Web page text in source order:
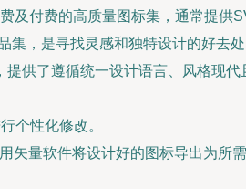
及付费的高质量图标集，通常提供
集，是寻找灵感和独特设计的好去处
提供了遵循统一设计语言、风格现
个性化修改。
矢量软件将设计好的图标导出为